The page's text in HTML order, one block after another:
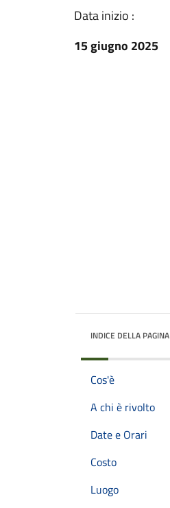
Data inizio :
15 giugno 2025
INDICE DELLA PAGINA
Cos'è
A chi è rivolto
Date e Orari
Costo
Luogo